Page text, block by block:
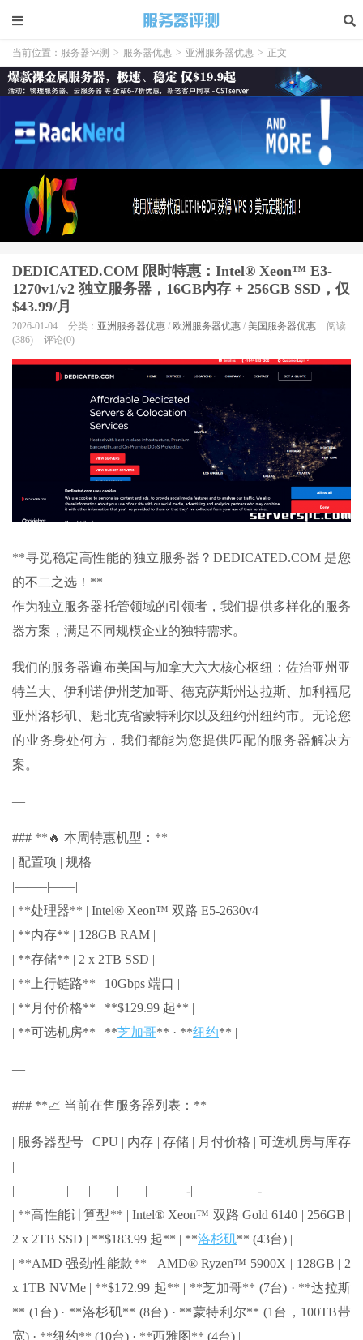
当前位置： 服务器评测 > 服务器优惠 > 亚洲服务器优惠 > 正文
DEDICATED.COM 限时特惠：Intel® Xeon™ E3-
1270v1/v2 独立服务器，16GB内存 + 256GB SSD，仅
$43.99/月
2026-01-04 分类： 亚洲服务器优惠 / 欧洲服务器优惠 / 美国服务器优惠
阅读
(386)
评论(0)
**寻觅稳定高性能的独立服务器？DEDICATED.COM 是您
的不二之选！**
作为独立服务器托管领域的引领者，我们提供多样化的服务
器方案，满足不同规模企业的独特需求。
我们的服务器遍布美国与加拿大六大核心枢纽：佐治亚州亚
特兰大、伊利诺伊州芝加哥、德克萨斯州达拉斯、加利福尼
亚州洛杉矶、魁北克省蒙特利尔以及纽约州纽约市。无论您
的业务身处何方，我们都能为您提供匹配的服务器解决方
案。
—
### **🔥 本周特惠机型：**
| 配置项 | 规格 |
|——–|——|
| **处理器** | Intel® Xeon™ 双路 E5-2630v4 |
| **内存** | 128GB RAM |
| **存储** | 2 x 2TB SSD |
| **上行链路** | 10Gbps 端口 |
| **月付价格** | **$129.99 起** |
| **可选机房** | **芝加哥** · **纽约** |
—
### **📈 当前在售服务器列表：**
| 服务器型号 | CPU | 内存 | 存储 | 月付价格 | 可选机房与库存
|
|————|—–|——|——|———-|—————-|
| **高性能计算型** | Intel® Xeon™ 双路 Gold 6140 | 256GB |
2 x 2TB SSD | **$183.99 起** | **洛杉矶** (43台) |
| **AMD 强劲性能款** | AMD® Ryzen™ 5900X | 128GB | 2
x 1TB NVMe | **$172.99 起** | **芝加哥** (7台) · **达拉斯
** (1台) · **洛杉矶** (8台) · **蒙特利尔** (1台，100TB带
宽) · **纽约** (10台) · **西雅图** (4台) |